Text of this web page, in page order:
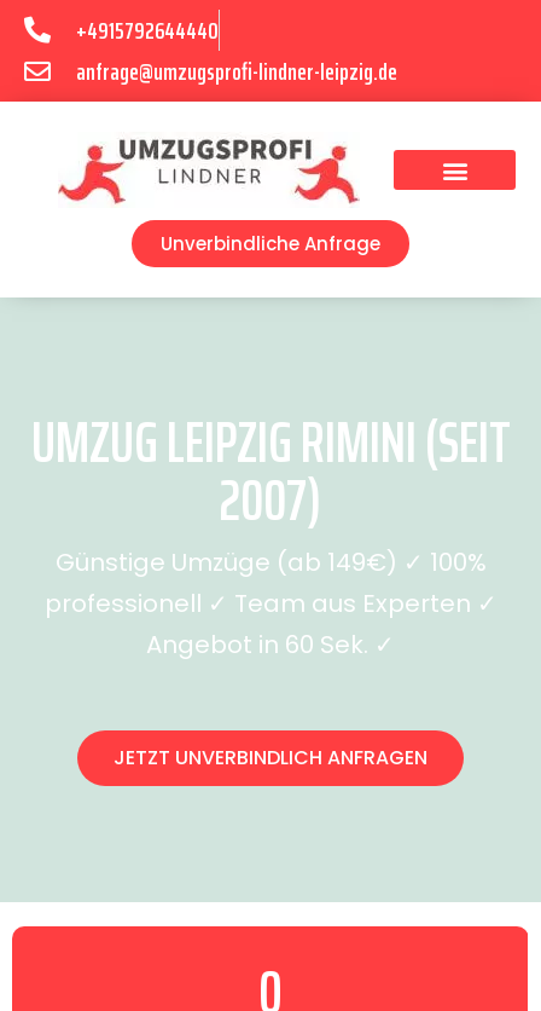
+4915792644440
anfrage@umzugsprofi-lindner-leipzig.de
Unverbindliche Anfrage
UMZUG LEIPZIG RIMINI (SEIT
2007)
Günstige Umzüge (ab 149€) ✓ 100%
professionell ✓ Team aus Experten ✓
Angebot in 60 Sek. ✓
JETZT UNVERBINDLICH ANFRAGEN